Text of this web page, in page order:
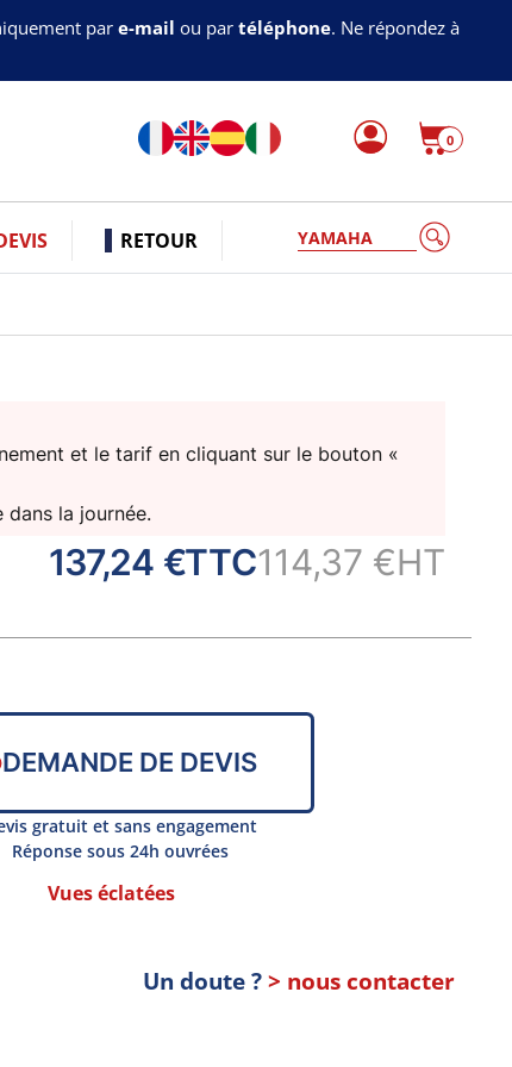
par e-mail ou par téléphone. Ne répondez à
0
RETOUR YAMAHA
et le tarif en cliquant sur le bouton «
la journée.
137,24 €TTC114,37 €HT
DEMANDE DE DEVIS
gratuit et sans engagement
Réponse sous 24h ouvrées
Vues éclatées
Un doute ?> nous contacter